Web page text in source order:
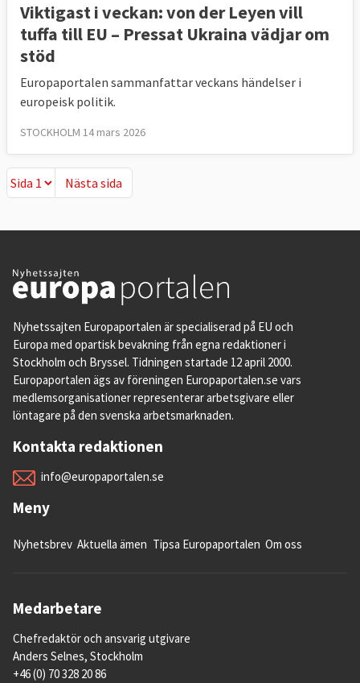
Viktigast i veckan: von der Leyen vill
tuffa till EU – Pressat Ukraina vädjar om
stöd
Europaportalen sammanfattar veckans händelser i
europeisk politik.
STOCKHOLM 14 mars 2026
Nästa sida
Nästa sida
Nyhetssajten Europaportalen är specialiserad på EU och
Europa med opartisk bevakning från egna redaktioner i
Stockholm och Bryssel. Tidningen startade 12 april 2000.
Europaportalen ägs av föreningen Europaportalen.se vars
medlemsorganisationer representerar arbetsgivare eller
löntagare på den svenska arbetsmarknaden.
Kontakta redaktionen
info@europaportalen.se
Meny
Nyhetsbrev Aktuella ämen Tipsa Europaportalen Om oss
Medarbetare
Chefredaktör och ansvarig utgivare
Anders Selnes, Stockholm
+46 (0) 70 328 20 86